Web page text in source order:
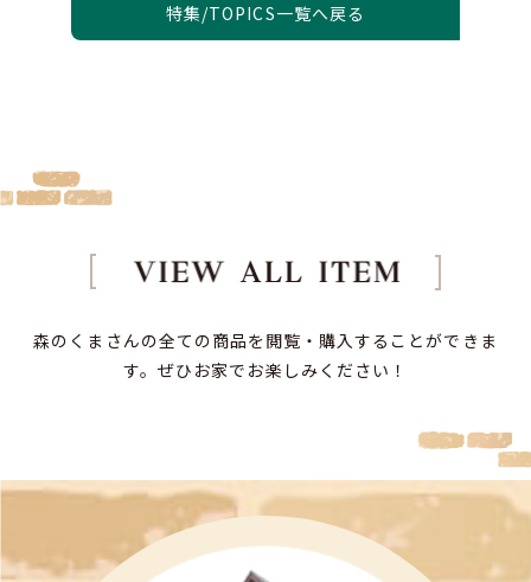
特集/TOPICS一覧へ戻る
森のくまさんの全ての商品を閲覧・購入することができま
す。ぜひお家でお楽しみください！